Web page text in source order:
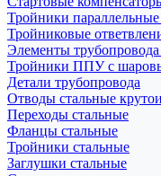
Тройники
Тройниковые
Элементы
Тройники ППУ с
Детали трубопровода
Отводы стальные
Переходы стальные
Фланцы стальные
Тройники стальные
Заглушки стальные